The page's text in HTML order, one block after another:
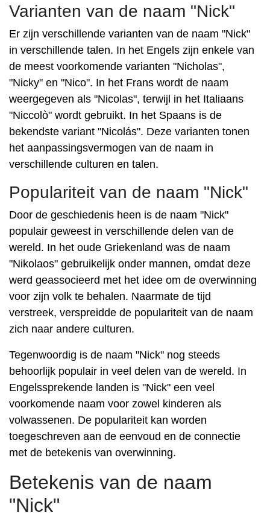
Varianten van de naam "Nick"
Er zijn verschillende varianten van de naam "Nick"
in verschillende talen. In het Engels zijn enkele van
de meest voorkomende varianten "Nicholas",
"Nicky" en "Nico". In het Frans wordt de naam
weergegeven als "Nicolas", terwijl in het Italiaans
"Niccolò" wordt gebruikt. In het Spaans is de
bekendste variant "Nicolás". Deze varianten tonen
het aanpassingsvermogen van de naam in
verschillende culturen en talen.
Populariteit van de naam "Nick"
Door de geschiedenis heen is de naam "Nick"
populair geweest in verschillende delen van de
wereld. In het oude Griekenland was de naam
"Nikolaos" gebruikelijk onder mannen, omdat deze
werd geassocieerd met het idee om de overwinning
voor zijn volk te behalen. Naarmate de tijd
verstreek, verspreidde de populariteit van de naam
zich naar andere culturen.
Tegenwoordig is de naam "Nick" nog steeds
behoorlijk populair in veel delen van de wereld. In
Engelssprekende landen is "Nick" een veel
voorkomende naam voor zowel kinderen als
volwassenen. De populariteit kan worden
toegeschreven aan de eenvoud en de connectie
met de betekenis van overwinning.
Betekenis van de naam
"Nick"